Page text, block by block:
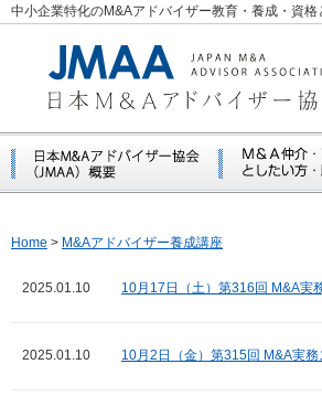
中小企業特化のM&Aアドバイザー教育・養成・資
Home > M&Aアドバイザー養成講座
2025.01.10 10月17日（土）第316回 M&A実
2025.01.10 10月2日（金）第315回 M&A実務